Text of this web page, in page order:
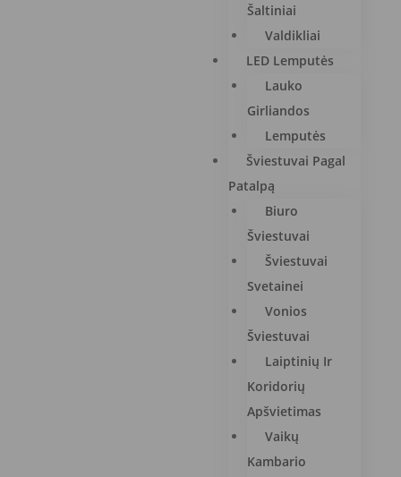
Šaltiniai
Valdikliai
LED Lemputės
Lauko
Girliandos
Lemputės
Šviestuvai Pagal
Patalpą
Biuro
Šviestuvai
Šviestuvai
Svetainei
Vonios
Šviestuvai
Laiptinių Ir
Koridorių
Apšvietimas
Vaikų
Kambario